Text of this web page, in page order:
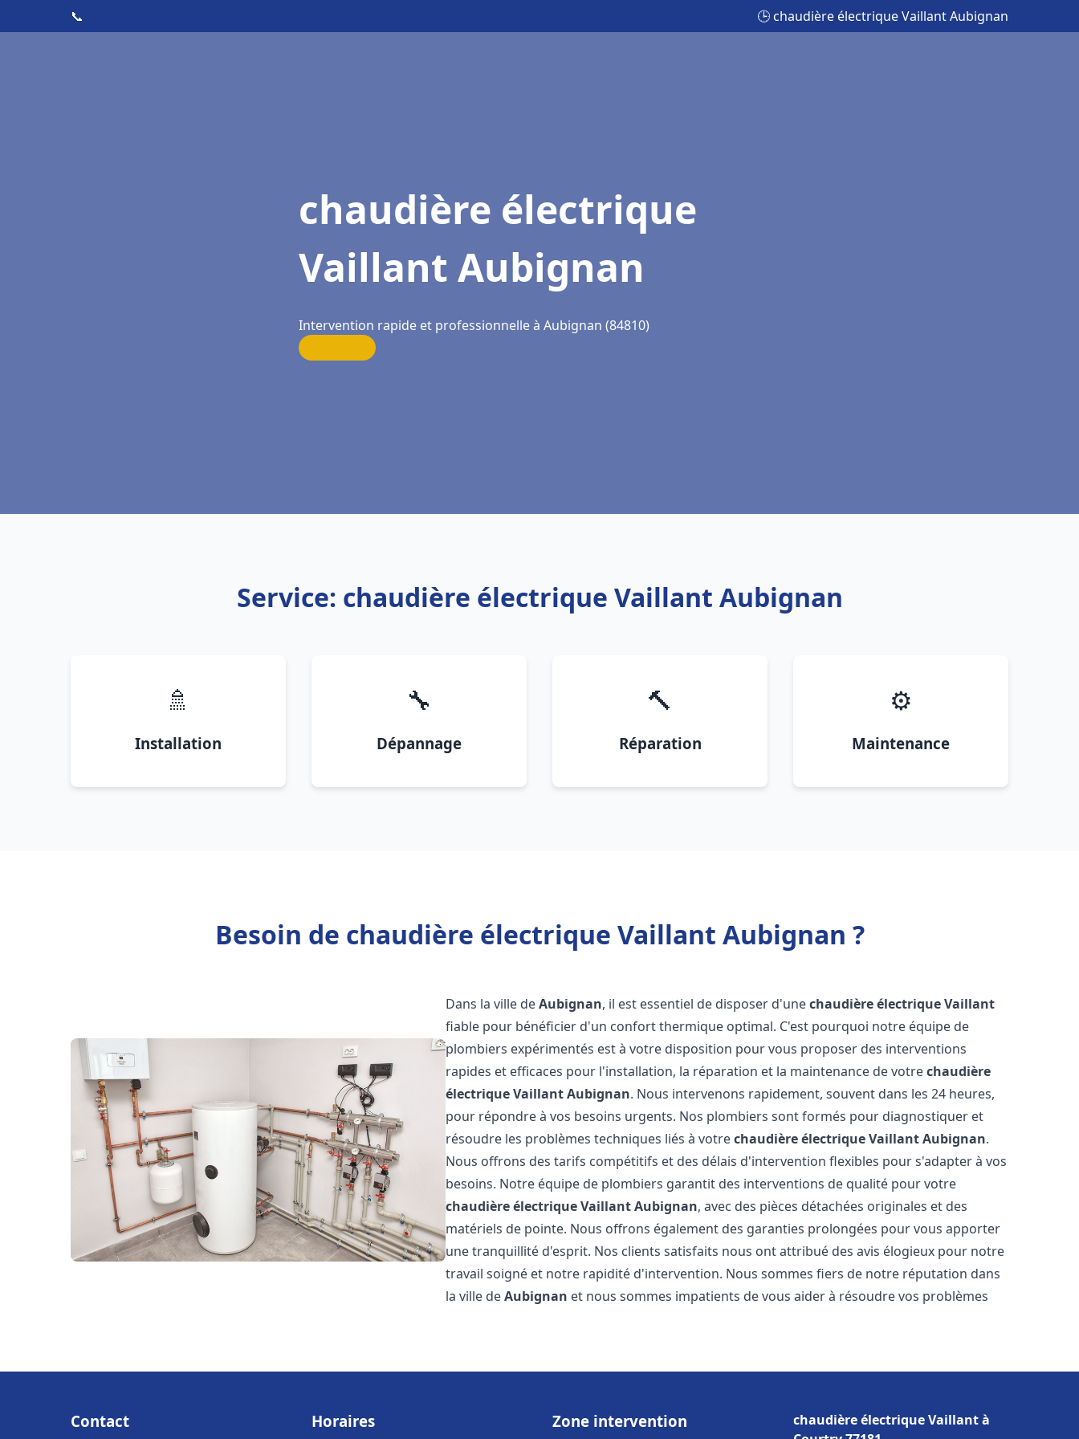
📞 🕒 chaudière électrique Vaillant Aubignan
chaudière électrique
Vaillant Aubignan
Intervention rapide et professionnelle à Aubignan (84810)
Service: chaudière électrique Vaillant Aubignan
🚿
Installation
🔧
Dépannage
🔨
Réparation
⚙️
Maintenance
Besoin de chaudière électrique Vaillant Aubignan ?
Dans la ville deAubignan, il est essentiel de disposer d'unechaudière électrique Vaillant
fiable pour bénéficier d'un confort thermique optimal. C'est pourquoi notre équipe de
plombiers expérimentés est à votre disposition pour vous proposer des interventions
rapides et efficaces pour l'installation, la réparation et la maintenance de votrechaudière
électrique VaillantAubignan. Nous intervenons rapidement, souvent dans les 24 heures,
pour répondre à vos besoins urgents. Nos plombiers sont formés pour diagnostiquer et
résoudre les problèmes techniques liés à votrechaudière électrique VaillantAubignan.
Nous offrons des tarifs compétitifs et des délais d'intervention flexibles pour s'adapter à vos
besoins. Notre équipe de plombiers garantit des interventions de qualité pour votre
chaudière électrique VaillantAubignan, avec des pièces détachées originales et des
matériels de pointe. Nous offrons également des garanties prolongées pour vous apporter
une tranquillité d'esprit. Nos clients satisfaits nous ont attribué des avis élogieux pour notre
travail soigné et notre rapidité d'intervention. Nous sommes fiers de notre réputation dans
la ville deAubignan et nous sommes impatients de vous aider à résoudre vos problèmes
Contact Horaires Zone intervention
chaudière électrique Vaillant à